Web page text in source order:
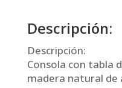
Descripción:
Descripción:
Consola con tabla
madera natural de